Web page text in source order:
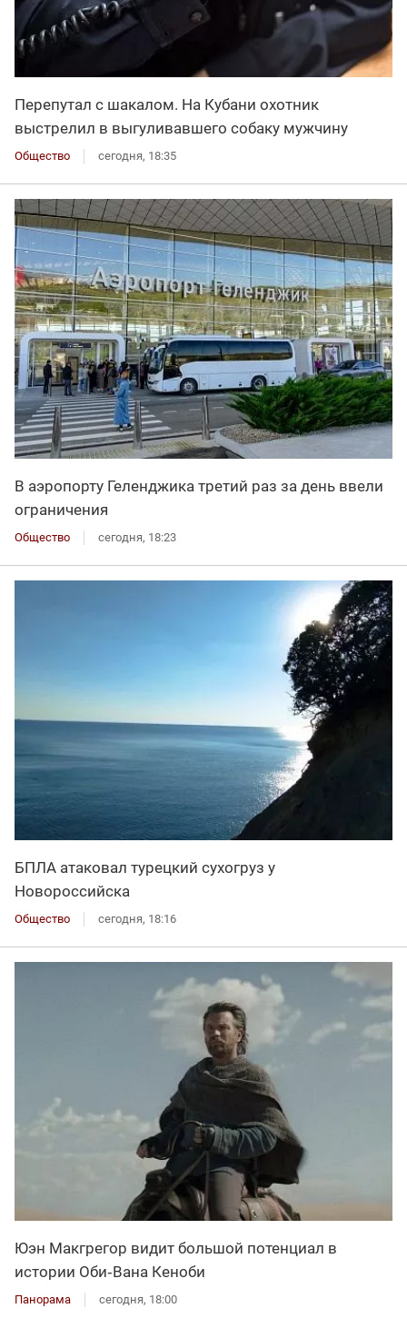
Перепутал с шакалом. На Кубани охотник
выстрелил в выгуливавшего собаку мужчину
Общество сегодня, 18:35
В аэропорту Геленджика третий раз за день ввели
ограничения
Общество сегодня, 18:23
БПЛА атаковал турецкий сухогруз у
Новороссийска
Общество сегодня, 18:16
Юэн Макгрегор видит большой потенциал в
истории Оби‑Вана Кеноби
Панорама сегодня, 18:00